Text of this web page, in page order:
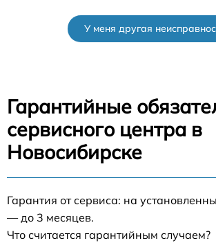
У меня другая
Гарантийные
сервисного центра в
Новосибирске
Гарантия от сервиса: на
— до 3 месяцев.
Что считается гарантийным случаем?